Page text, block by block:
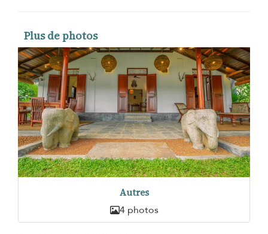
Plus de photos
Autres
4 photos